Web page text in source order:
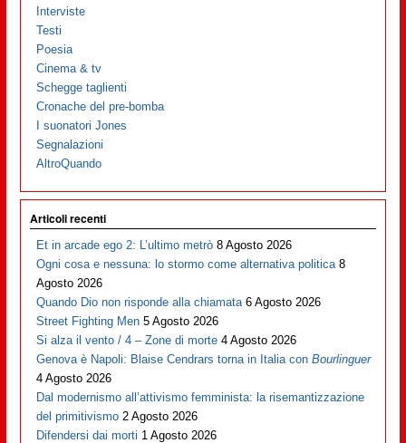
Interviste
Testi
Poesia
Cinema & tv
Schegge taglienti
Cronache del pre-bomba
I suonatori Jones
Segnalazioni
AltroQuando
Articoli recenti
Et in arcade ego 2: L’ultimo metrò 8 Agosto 2026
Ogni cosa e nessuna: lo stormo come alternativa politica 8
Agosto 2026
Quando Dio non risponde alla chiamata 6 Agosto 2026
Street Fighting Men 5 Agosto 2026
Si alza il vento / 4 – Zone di morte 4 Agosto 2026
Genova è Napoli: Blaise Cendrars torna in Italia conBourlinguer
4 Agosto 2026
Dal modernismo all’attivismo femminista: la risemantizzazione
del primitivismo 2 Agosto 2026
Difendersi dai morti 1 Agosto 2026